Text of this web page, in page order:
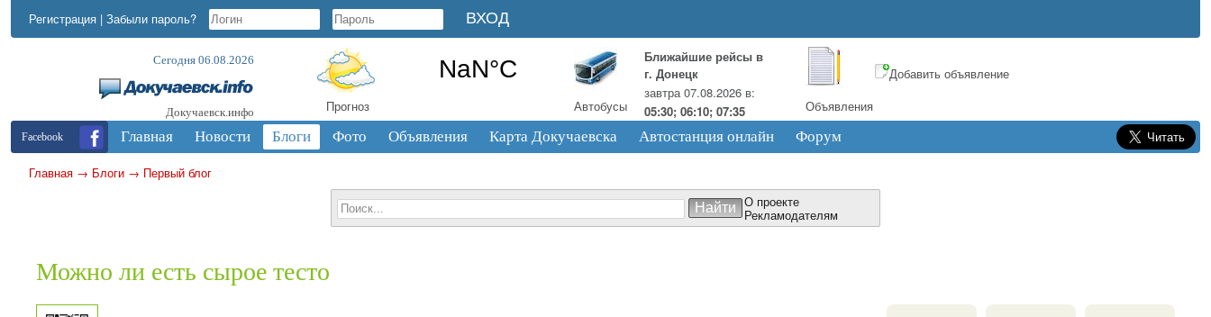
Регистрация | Забыли пароль?
Сегодня 06.08.2026
Докучаевск.инфо Прогноз Автобусы
Ближайшие рейсы в
г. Донецк
завтра 07.08.2026 в:
05:30; 06:10; 07:35
Объявления
Добавить объявление
Facebook Главная Новости Блоги Фото Объявления Карта Докучаевска Автостанция онлайн Форум
Главная → Блоги → Первый блог
О проекте
Рекламодателям
Можно ли есть сырое тесто